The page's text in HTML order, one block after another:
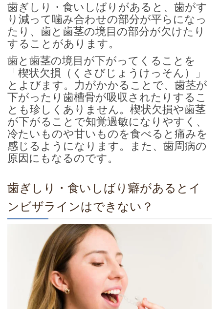
歯ぎしり・食いしばりがあると、歯がす
り減って噛み合わせの部分が平らになっ
たり、歯と歯茎の境目の部分が欠けたり
することがあります。
歯と歯茎の境目が下がってくることを
「楔状欠損（くさびじょうけっそん）」
とよびます。力がかかることで、歯茎が
下がったり歯槽骨が吸収されたりするこ
とも珍しくありません。楔状欠損や歯茎
が下がることで知覚過敏になりやすく、
冷たいものや甘いものを食べると痛みを
感じるようになります。また、歯周病の
原因にもなるのです。
歯ぎしり・食いしばり癖があるとイ
ンビザラインはできない？